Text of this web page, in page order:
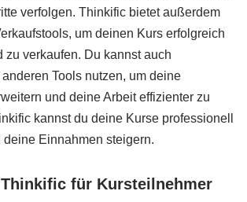
verfolgen. Thinkific bietet außerdem
um deinen Kurs erfolgreich
zu verkaufen. Du kannst auch
anderen Tools nutzen, um deine
und deine Arbeit effizienter zu
kannst du deine Kurse professionell
deine Einnahmen steigern.
für Kursteilnehmer